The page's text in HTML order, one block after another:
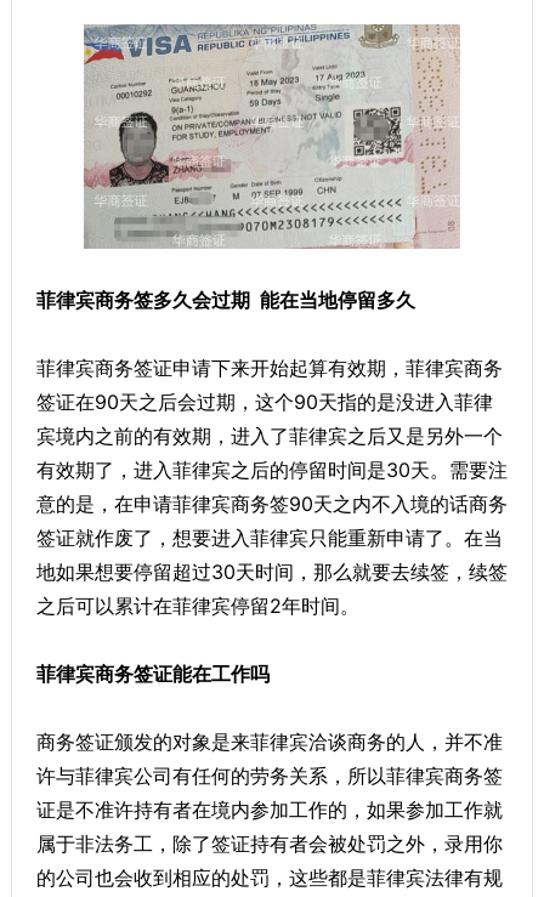
菲律宾商务签多久会过期 能在当地停留多久
菲律宾商务签证申请下来开始起算有效期，菲律宾商务
签证在90天之后会过期，这个90天指的是没进入菲律
宾境内之前的有效期，进入了菲律宾之后又是另外一个
有效期了，进入菲律宾之后的停留时间是30天。需要注
意的是，在申请菲律宾商务签90天之内不入境的话商务
签证就作废了，想要进入菲律宾只能重新申请了。在当
地如果想要停留超过30天时间，那么就要去续签，续签
之后可以累计在菲律宾停留2年时间。
菲律宾商务签证能在工作吗
商务签证颁发的对象是来菲律宾洽谈商务的人，并不准
许与菲律宾公司有任何的劳务关系，所以菲律宾商务签
证是不准许持有者在境内参加工作的，如果参加工作就
属于非法务工，除了签证持有者会被处罚之外，录用你
的公司也会收到相应的处罚，这些都是菲律宾法律有规